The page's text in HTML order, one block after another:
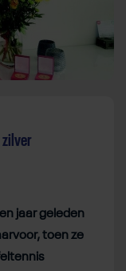
zilver
jaar geleden
toen ze